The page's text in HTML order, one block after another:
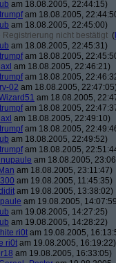
am 18.08.2005, 22:44:15)
am 18.08.2005,
am 18.08.2005, 22:45:00)
Registrierung nicht bestätigt (
am 18.08.2005, 22:45:31)
am 18.08.2005,
am 18.08.2005, 22:46:21)
am 18.08.2005,
02 am 18.08.2005,
am 18.08.2005,
am 18.08.2005,
am 18.08.2005, 22:49:10)
am 18.08.2005,
am 18.08.2005, 22:49:52)
am 18.08.2005,
am 18.08.2005,
am 18.08.2005, 23:11:47)
am 19.08.2005, 11:45:35)
am 19.08.2005, 13:38:02)
am 19.08.2005,
am 19.08.2005, 14:27:25)
am 19.08.2005, 14:28:22)
ri0t am 19.08.2005,
ri0t am 19.08.2005, 16:19:22)
am 19.08.2005, 16:33:05)